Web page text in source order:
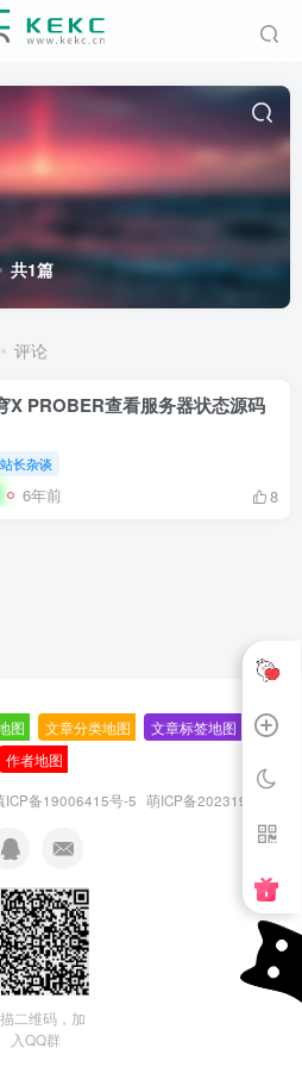
共1篇
评论
X PROBER查看服务器状态源码
站长杂谈
6年前 8
图 文章分类地图 文章标签地图
作者地图
ICP备19006415号-5 萌ICP备20231995号
二维码，加
入QQ群